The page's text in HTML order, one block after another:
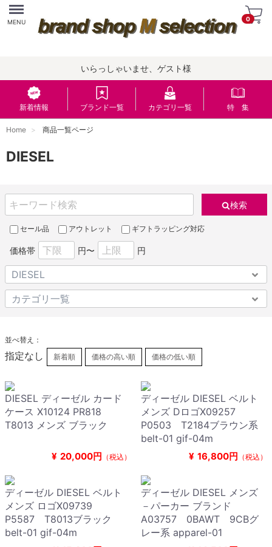
Menu
MENU 0
いらっしゃいませ、ゲスト様
新着情報 ブランド一覧 カテゴリ一覧 特 集
Home 商品一覧ページ
DIESEL
検索
セール品 アウトレット ギフトラッピング対応
価格帯 円〜 円
並べ替え：
指定なし 新着順 価格の高い順 価格の低い順
DIESEL ディーゼル カード
ケース X10124 PR818
T8013 メンズ ブラック
¥ 20,000円 （税込）
ディーゼル DIESEL ベルト
メンズ DロゴX09257
P0503 T2184ブラウン系
belt-01 gif-04m
¥ 16,800円 （税込）
ディーゼル DIESEL ベルト
メンズ ロゴX09739
P5587 T8013ブラック
belt-01 gif-04m
ディーゼル DIESEL メンズ
－パーカー ブランド
A03757 0BAWT 9CBグ
レー系 apparel-01